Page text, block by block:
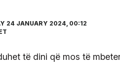
24 JANUARY 2024, 00:12